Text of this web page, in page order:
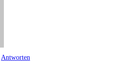
Antworten